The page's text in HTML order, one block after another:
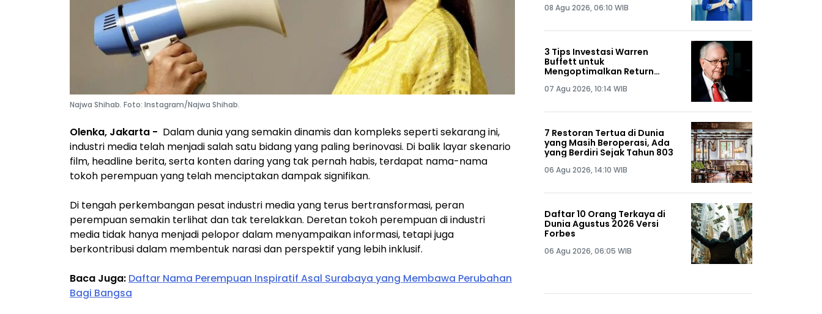
Najwa Shihab. Foto: Instagram/Najwa Shihab.
Olenka, Jakarta - Dalam dunia yang semakin dinamis dan kompleks seperti sekarang ini,
industri media telah menjadi salah satu bidang yang paling berinovasi. Di balik layar skenario
film, headline berita, serta konten daring yang tak pernah habis, terdapat nama-nama
tokoh perempuan yang telah menciptakan dampak signifikan.
Di tengah perkembangan pesat industri media yang terus bertransformasi, peran
perempuan semakin terlihat dan tak terelakkan. Deretan tokoh perempuan di industri
media tidak hanya menjadi pelopor dalam menyampaikan informasi, tetapi juga
berkontribusi dalam membentuk narasi dan perspektif yang lebih inklusif.
Baca Juga: Daftar Nama Perempuan Inspiratif Asal Surabaya yang Membawa Perubahan
Bagi Bangsa
08 Agu 2026, 06:10 WIB
3 Tips Investasi Warren
Buffett untuk
Mengoptimalkan Return
07 Agu 2026, 10:14 WIB
7 Restoran Tertua di Dunia
yang Masih Beroperasi, Ada
yang Berdiri Sejak Tahun 803
06 Agu 2026, 14:10 WIB
Daftar 10 Orang Terkaya di
Dunia Agustus 2026 Versi
Forbes
06 Agu 2026, 06:05 WIB